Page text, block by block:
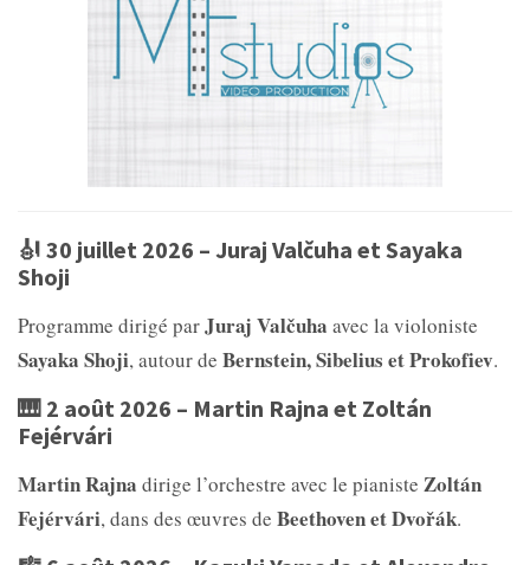
🎻 30 juillet 2026 – Juraj Valčuha et Sayaka
Shoji
Programme dirigé parJuraj Valčuha avec la violoniste
Sayaka Shoji, autour de Bernstein, Sibelius et Prokofiev.
🎹 2 août 2026 – Martin Rajna et Zoltán
Fejérvári
Martin Rajna dirige l’orchestre avec le pianiste Zoltán
Fejérvári, dans des œuvres de Beethoven et Dvořák.